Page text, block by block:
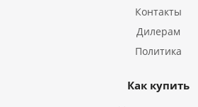
Контакты
Дилерам
Политика
Как купить